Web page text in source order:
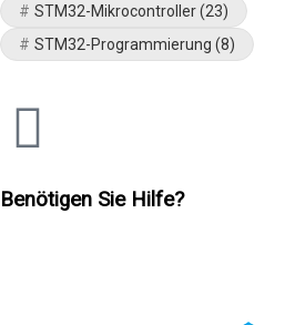
STM32-Mikrocontroller(23)
STM32-Programmierung (8)
Benötigen Sie Hilfe?